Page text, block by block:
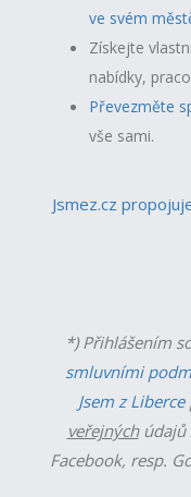
ve svém
Získejte
nabídky,
Převezměte
vše sami.
Jsmez.cz
*) Přihlášením
smluvními
Jsem z Liberce
veřejnýchúdajů
Facebook, resp.